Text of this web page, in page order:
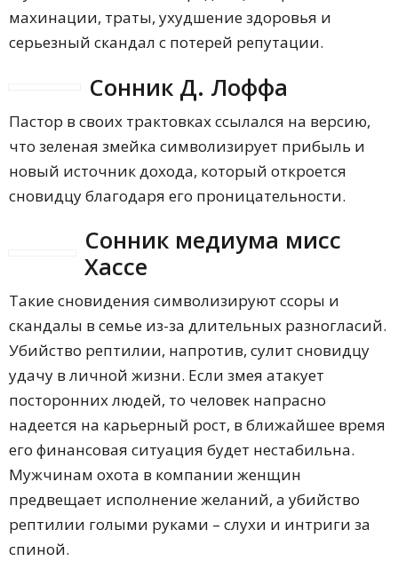
махинации, траты, ухудшение здоровья и
серьезный скандал с потерей репутации.
Сонник Д. Лоффа
Пастор в своих трактовках ссылался на версию,
что зеленая змейка символизирует прибыль и
новый источник дохода, который откроется
сновидцу благодаря его проницательности.
Сонник медиума мисс
Хассе
Такие сновидения символизируют ссоры и
скандалы в семье из-за длительных разногласий.
Убийство рептилии, напротив, сулит сновидцу
удачу в личной жизни. Если змея атакует
посторонних людей, то человек напрасно
надеется на карьерный рост, в ближайшее время
его финансовая ситуация будет нестабильна.
Мужчинам охота в компании женщин
предвещает исполнение желаний, а убийство
рептилии голыми руками – слухи и интриги за
спиной.